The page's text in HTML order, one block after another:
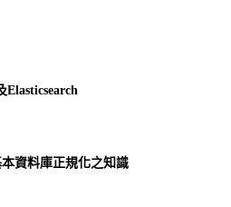
Elasticsearch
資料庫正規化之知識